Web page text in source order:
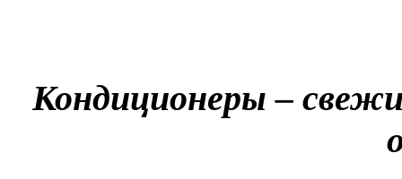
Кондиционеры –